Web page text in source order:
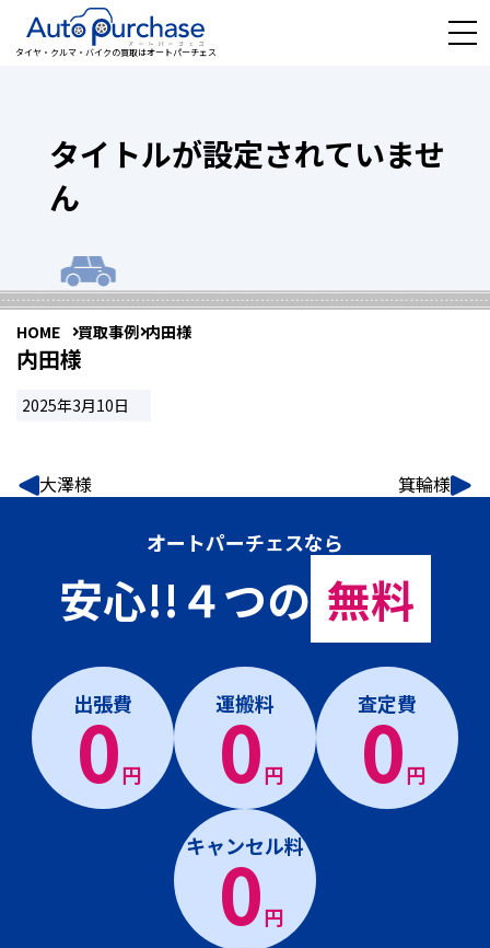
タイヤ・クルマ・バイクの買取はオートパーチェス
タイトルが設定されていませ
ん
HOME 買取事例 内田様
内田様
2025年3月10日
大澤様 箕輪様
オートパーチェスなら
安心!!４つの 無料
出張費
0円
運搬料
0円
査定費
0円
キャンセル料
0円